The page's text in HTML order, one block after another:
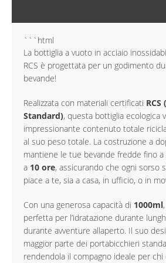
```html
La bottiglia a vuoto in acciaio
RCS è progettata per un godimento
bevande!
Realizzata con materiali certificati
Standard), questa bottiglia ecologica
impressionante contenuto totale
al suo peso totale. La costruzione a
mantiene le tue bevande fredde fino a
a 10 ore, assicurando che ogni sorso
piace a te, sia a casa, in ufficio, o in
Con una generosa capacità di 1000ml
perfetta per l’idratazione durante
durante avventure allaperto. Il suo
maggior parte dei portabicchieri
rendendola il compagno ideale per